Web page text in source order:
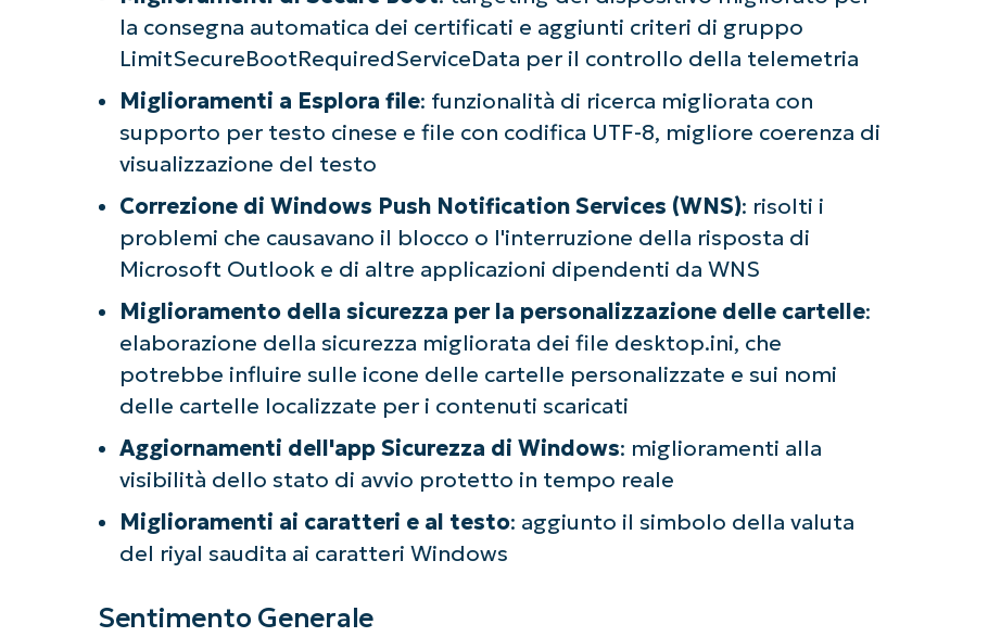
la consegna automatica dei certificati e aggiunti criteri di gruppo
LimitSecureBootRequiredServiceData per il controllo della telemetria
Miglioramenti a Esplora file: funzionalità di ricerca migliorata con
supporto per testo cinese e file con codifica UTF-8, migliore coerenza di
visualizzazione del testo
Correzione di Windows Push Notification Services (WNS): risolti i
problemi che causavano il blocco o l'interruzione della risposta di
Microsoft Outlook e di altre applicazioni dipendenti da WNS
Miglioramento della sicurezza per la personalizzazione delle cartelle:
elaborazione della sicurezza migliorata dei file desktop.ini, che
potrebbe influire sulle icone delle cartelle personalizzate e sui nomi
delle cartelle localizzate per i contenuti scaricati
Aggiornamenti dell'app Sicurezza di Windows: miglioramenti alla
visibilità dello stato di avvio protetto in tempo reale
Miglioramenti ai caratteri e al testo: aggiunto il simbolo della valuta
del riyal saudita ai caratteri Windows
Sentimento Generale
Iniziate con le analisi KB guidate dall'AI di NinjaOne!